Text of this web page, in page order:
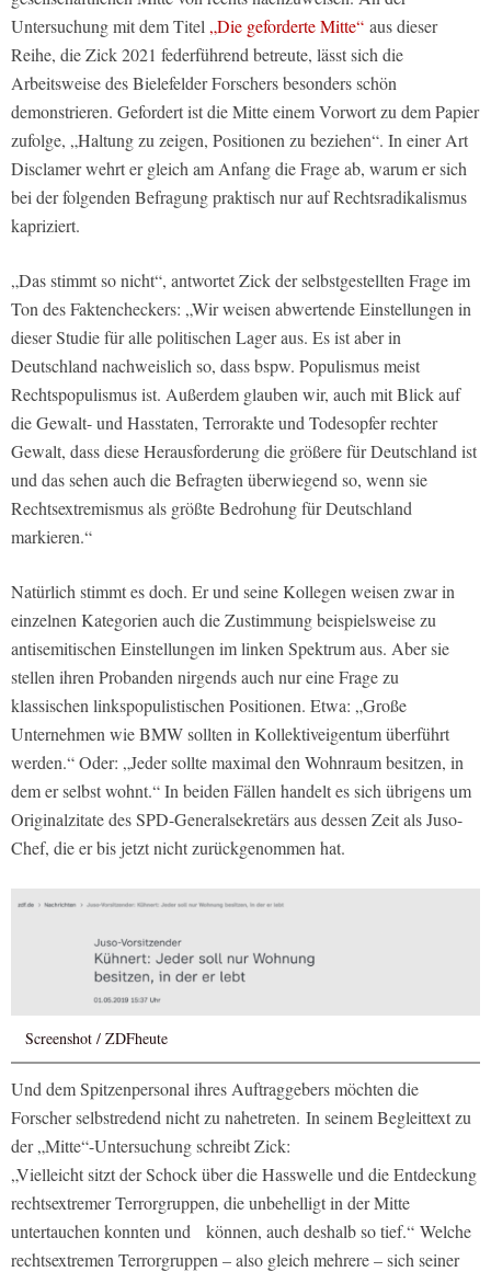
Untersuchung mit dem Titel„Die geforderte Mitte“ aus dieser
Reihe, die Zick 2021 federführend betreute, lässt sich die
Arbeitsweise des Bielefelder Forschers besonders schön
demonstrieren. Gefordert ist die Mitte einem Vorwort zu dem Papier
zufolge, „Haltung zu zeigen, Positionen zu beziehen“. In einer Art
Disclamer wehrt er gleich am Anfang die Frage ab, warum er sich
bei der folgenden Befragung praktisch nur auf Rechtsradikalismus
kapriziert.
„Das stimmt so nicht“, antwortet Zick der selbstgestellten Frage im
Ton des Faktencheckers: „Wir weisen abwertende Einstellungen in
dieser Studie für alle politischen Lager aus. Es ist aber in
Deutschland nachweislich so, dass bspw. Populismus meist
Rechtspopulismus ist. Außerdem glauben wir, auch mit Blick auf
die Gewalt- und Hasstaten, Terrorakte und Todesopfer rechter
Gewalt, dass diese Herausforderung die größere für Deutschland ist
und das sehen auch die Befragten überwiegend so, wenn sie
Rechtsextremismus als größte Bedrohung für Deutschland
markieren.“
Natürlich stimmt es doch. Er und seine Kollegen weisen zwar in
einzelnen Kategorien auch die Zustimmung beispielsweise zu
antisemitischen Einstellungen im linken Spektrum aus. Aber sie
stellen ihren Probanden nirgends auch nur eine Frage zu
klassischen linkspopulistischen Positionen. Etwa: „Große
Unternehmen wie BMW sollten in Kollektiveigentum überführt
werden.“ Oder: „Jeder sollte maximal den Wohnraum besitzen, in
dem er selbst wohnt.“ In beiden Fällen handelt es sich übrigens um
Originalzitate des SPD-Generalsekretärs aus dessen Zeit als Juso-
Chef, die er bis jetzt nicht zurückgenommen hat.
Screenshot / ZDFheute
Und dem Spitzenpersonal ihres Auftraggebers möchten die
Forscher selbstredend nicht zu nahetreten. In seinem Begleittext zu
der „Mitte“-Untersuchung schreibt Zick:
„Vielleicht sitzt der Schock über die Hasswelle und die Entdeckung
rechtsextremer Terrorgruppen, die unbehelligt in der Mitte
untertauchen konnten und können, auch deshalb so tief.“ Welche
rechtsextremen Terrorgruppen – also gleich mehrere – sich seiner